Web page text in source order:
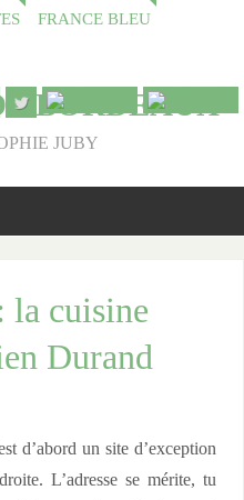
FRANCE BLEU
BORDEAUX
JUBY
la cuisine
Durand
d’abord un site d’exception
L’adresse se mérite, tu